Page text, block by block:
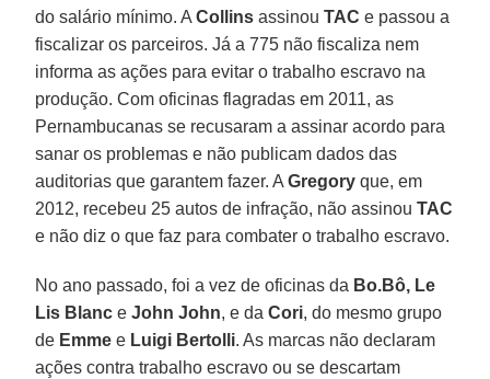
do salário mínimo. ACollins assinouTAC e passou a
fiscalizar os parceiros. Já a 775 não fiscaliza nem
informa as ações para evitar o trabalho escravo na
produção. Com oficinas flagradas em 2011, as
Pernambucanas se recusaram a assinar acordo para
sanar os problemas e não publicam dados das
auditorias que garantem fazer. AGregory que, em
2012, recebeu 25 autos de infração, não assinouTAC
e não diz o que faz para combater o trabalho escravo.
No ano passado, foi a vez de oficinas da Bo.Bô, Le
Lis Blanc eJohn John, e daCori, do mesmo grupo
de Emme e Luigi Bertolli. As marcas não declaram
ações contra trabalho escravo ou se descartam